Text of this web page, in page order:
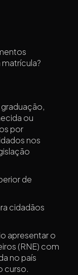
ou
por
nos
de
cidadãos
apresentar o
(RNE) com
no país
curso.